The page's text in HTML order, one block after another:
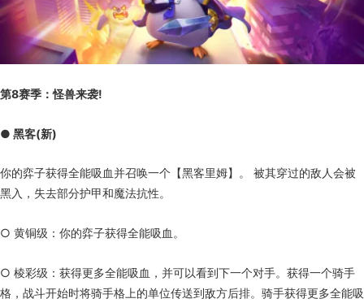
第8赛季：怪兽来袭!
● 黑客(新)
你的弈子获得全能吸血并召唤一个【黑客里姆】。 被其穿过的敌人会被
黑入，失去部分护甲和魔法抗性。
○ 黄铜级：你的弈子获得全能吸血。
○ 棱彩级：获得更多全能吸血，并可以看到下一个对手。获得一个骑手
格，战斗开始时将骑手格上的单位传送到敌方后排。骑手获得更多全能吸